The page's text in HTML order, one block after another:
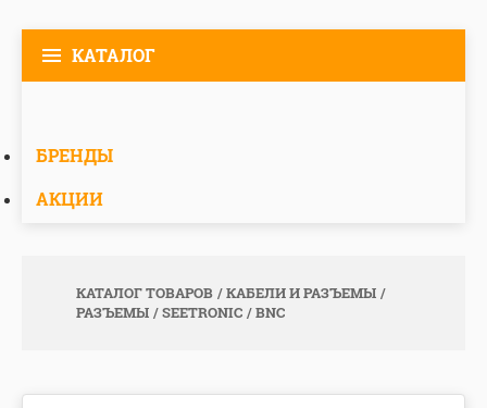
КАТАЛОГ
БРЕНДЫ
АКЦИИ
КАТАЛОГ ТОВАРОВ
КАБЕЛИ И РАЗЪЕМЫ
РАЗЪЕМЫ
SEETRONIC BNC